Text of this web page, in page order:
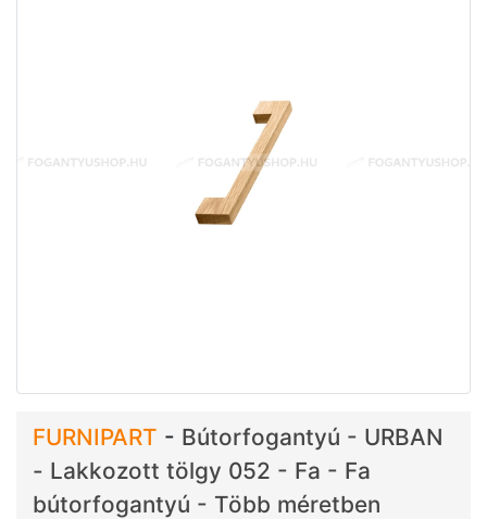
FURNIPART - Bútorfogantyú - URBAN
- Lakkozott tölgy 052 - Fa - Fa
bútorfogantyú - Több méretben